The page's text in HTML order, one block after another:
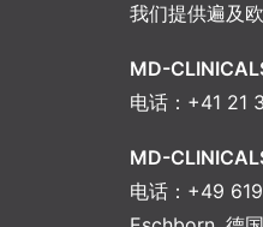
我们提供遍及
MD-
电话：+41 21
MD-
电话：+49